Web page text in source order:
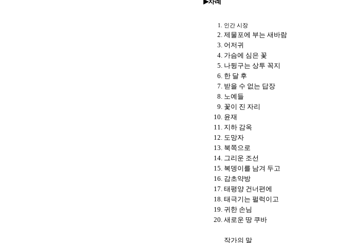
인간 시장
제물포에 부는 새바람
어저귀
가슴에 심은 꽃
나뒹구는 상투 꼭지
한 달 후
받을 수 없는 답장
노예들
꽃이 진 자리
윤재
지하 감옥
도망자
북쪽으로
그리운 조선
복뎅이를 남겨 두고
감초약방
태평양 건너편에
태극기는 펄럭이고
귀한 손님
새로운 땅 쿠바
작가의 말